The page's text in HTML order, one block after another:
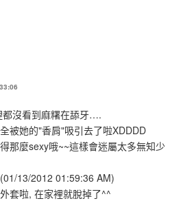
沒看到麻糬在舔牙….
被她的"香肩"吸引去了啦XDDDD
那麼sexy哦~~這樣會迷屬太多無知少
13/2012 01:59:36 AM)
套啦, 在家裡就脫掉了^^